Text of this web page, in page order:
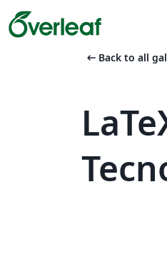
arrow_left_alt Back to all